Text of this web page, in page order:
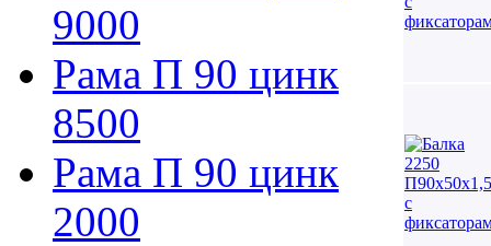
9000
Рама П 90 цинк
8500
Рама П 90 цинк
2000